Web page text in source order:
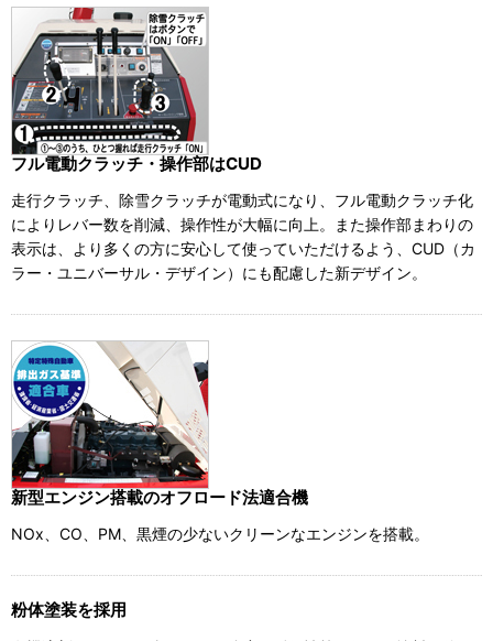
フル電動クラッチ・操作部はCUD
走行クラッチ、除雪クラッチが電動式になり、フル電動クラッチ化
によりレバー数を削減、操作性が大幅に向上。また操作部まわりの
表示は、より多くの方に安心して使っていただけるよう、CUD（カ
ラー・ユニバーサル・デザイン）にも配慮した新デザイン。
新型エンジン搭載のオフロード法適合機
NOx、CO、PM、黒煙の少ないクリーンなエンジンを搭載。
粉体塗装を採用